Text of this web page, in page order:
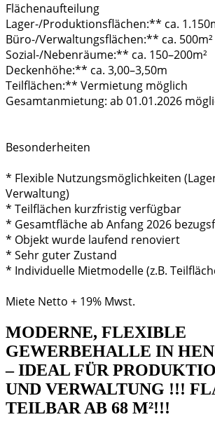
Flächenaufteilung
Lager-/Produktionsflächen:** ca.
Büro-/Verwaltungsflächen:** ca. 500m²
Sozial-/Nebenräume:** ca. 150–200m²
Deckenhöhe:** ca. 3,00–3,50m
Teilflächen:** Vermietung möglich
Gesamtanmietung: ab 01.01.2026
Besonderheiten
* Flexible Nutzungsmöglichkeiten
Verwaltung)
* Teilflächen kurzfristig verfügbar
* Gesamtfläche ab Anfang 2026
* Objekt wurde laufend renoviert
* Sehr guter Zustand
* Individuelle Mietmodelle (z.B.
Miete Netto + 19% Mwst.
MODERNE, FLEXIBLE
GEWERBEHALLE IN
– IDEAL FÜR
UND VERWALTUNG !!!
TEILBAR AB 68 M²!!!